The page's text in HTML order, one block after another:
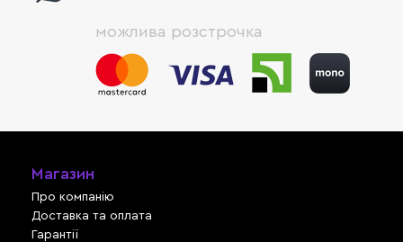
можлива розстрочка
Магазин
Про компанію
Доставка та оплата
Гарантії